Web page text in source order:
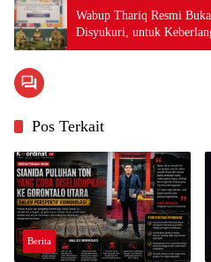
Wabup Thariq Resmi
Disyukuri, untuk
Pos Terkait
Berita